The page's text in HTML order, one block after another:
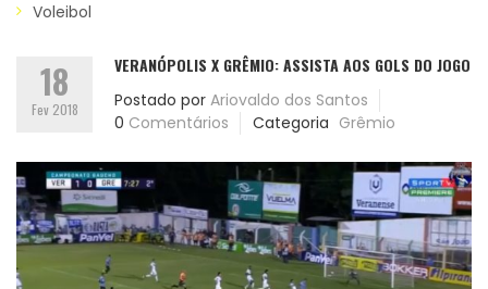
Voleibol
18
Fev 2018
VERANÓPOLIS X GRÊMIO: ASSISTA AOS GOLS DO JOGO
Postado por Ariovaldo dos Santos
0 Comentários Categoria Grêmio